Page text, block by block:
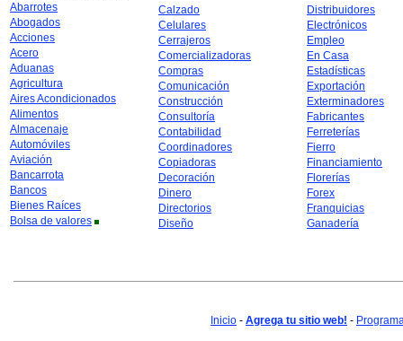
Abarrotes
Abogados
Acciones
Acero
Aduanas
Agricultura
Aires Acondicionados
Alimentos
Almacenaje
Automóviles
Aviación
Bancarrota
Bancos
Bienes Raíces
Bolsa de valores
Calzado
Celulares
Cerrajeros
Comercializadoras
Compras
Comunicación
Construcción
Consultoría
Contabilidad
Coordinadores
Copiadoras
Decoración
Dinero
Directorios
Diseño
Distribuidores
Electrónicos
Empleo
En Casa
Estadísticas
Exportación
Exterminadores
Fabricantes
Ferreterías
Fierro
Financiamiento
Florerías
Forex
Franquicias
Ganadería
Inicio - Agrega tu sitio web! -